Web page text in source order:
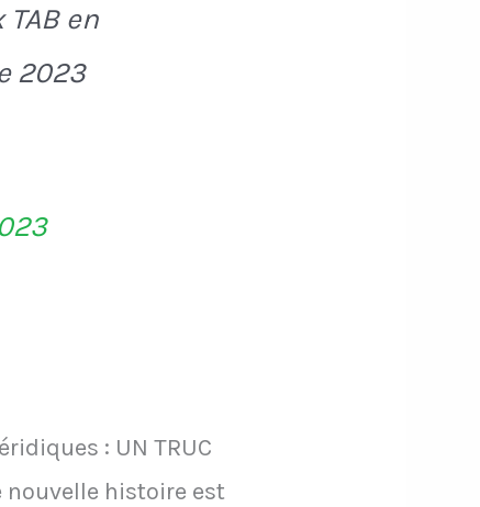
en
2023
: UN TRUC
nouvelle histoire est